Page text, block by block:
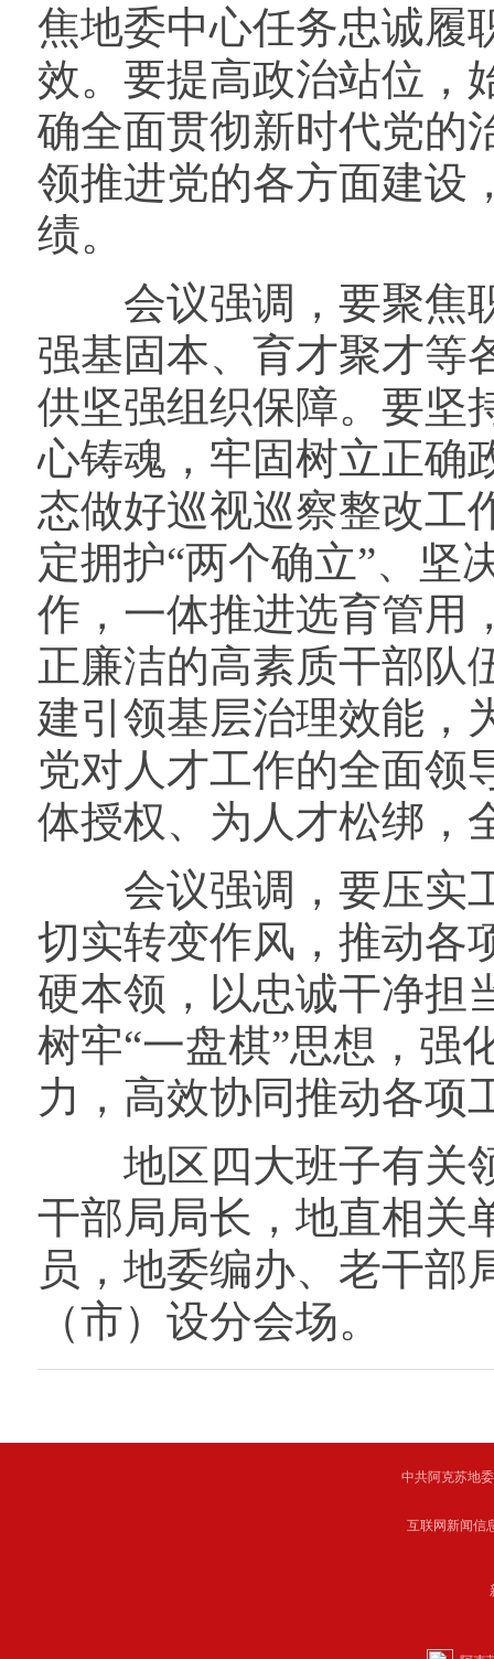
焦地委中心任务忠诚履
效。要提高政治站位，
确全面贯彻新时代党的
领推进党的各方面建设
绩。
会议强调，要聚焦职
强基固本、育才聚才等
供坚强组织保障。要坚
心铸魂，牢固树立正确
态做好巡视巡察整改工
定拥护“两个确立”、坚
作，一体推进选育管用
正廉洁的高素质干部队
建引领基层治理效能，
党对人才工作的全面领
体授权、为人才松绑，
会议强调，要压实工
切实转变作风，推动各
硬本领，以忠诚干净担
树牢“一盘棋”思想，强
力，高效协同推动各项
地区四大班子有关领
干部局局长，地直相关
员，地委编办、老干部
（市）设分会场。
中共阿克苏地
互联网新闻